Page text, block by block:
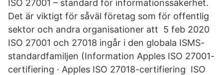
ISO 27001 – standard för informationssäkerhet.
Det är viktigt för såväl företag som för offentlig
sektor och andra organisationer att 5 feb 2020
ISO 27001 och 27018 ingår i den globala ISMS-
standardfamiljen (Information Apples ISO 27001-
certifiering · Apples ISO 27018-certifiering ISO